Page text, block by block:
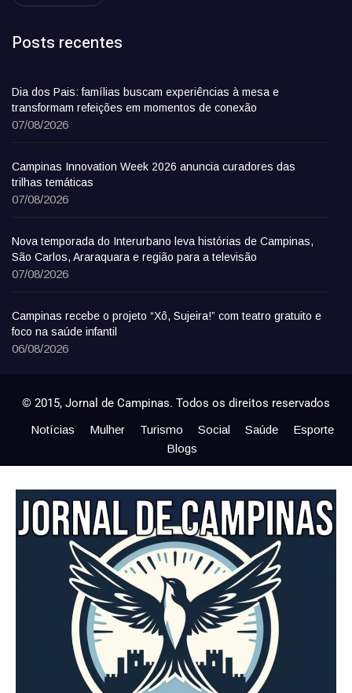
Posts recentes
Dia dos Pais: famílias buscam experiências à mesa e
transformam refeições em momentos de conexão
07/08/2026
Campinas Innovation Week 2026 anuncia curadores das
trilhas temáticas
07/08/2026
Nova temporada do Interurbano leva histórias de Campinas,
São Carlos, Araraquara e região para a televisão
07/08/2026
Campinas recebe o projeto “Xô, Sujeira!” com teatro gratuito e
foco na saúde infantil
06/08/2026
© 2015, Jornal de Campinas. Todos os direitos reservados
Notícias Mulher Turismo Social Saúde
Esporte
Blogs